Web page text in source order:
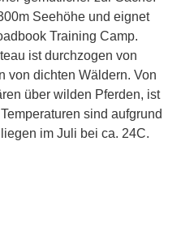
Seehöhe und eignet
Training Camp.
ist durchzogen von
von dichten Wäldern. Von
über wilden Pferden, ist
sind aufgrund
im Juli bei ca. 24C.